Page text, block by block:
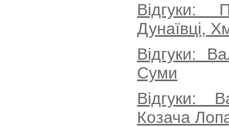
Відгуки:
Дунаївці,
Відгуки:
Суми
Відгуки:
Козача